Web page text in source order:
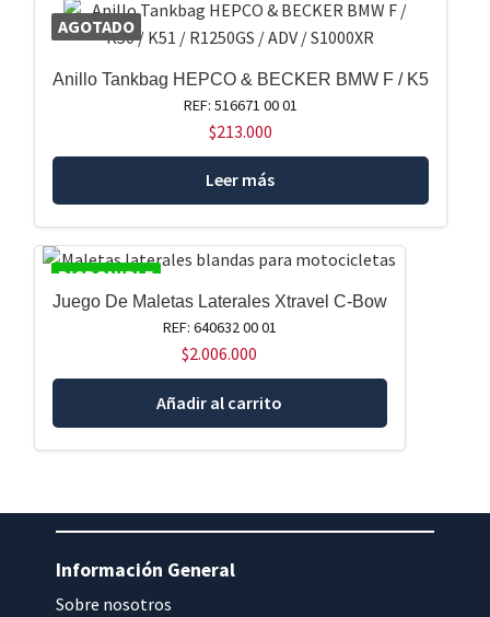
AGOTADO
Anillo Tankbag HEPCO & BECKER BMW F / K5
REF: 516671 00 01
$213.000
Leer más
DISPONIBLE
Juego De Maletas Laterales Xtravel C-Bow
REF: 640632 00 01
$2.006.000
Añadir al carrito
Información General
Sobre nosotros